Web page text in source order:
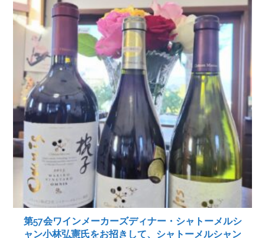
第57会ワインメーカーズディナー・シャトーメルシ
ャン小林弘憲氏をお招きして、シャトーメルシャン